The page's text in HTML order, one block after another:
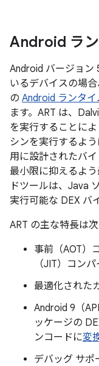
Android ラ
Android バージョン
いるデバイスの場
の Android ランタイ
ます。ART は、
を実行することに
シンを実行するよ
用に設計されたバ
最小限に抑えるよう
ドツールは、Java
実行可能な DEX バ
ART の主な特長は次
事前（AOT）
（JIT）コン
最適化された
Android 9（
ッケージの
ンコードに変
デバッグ サポ